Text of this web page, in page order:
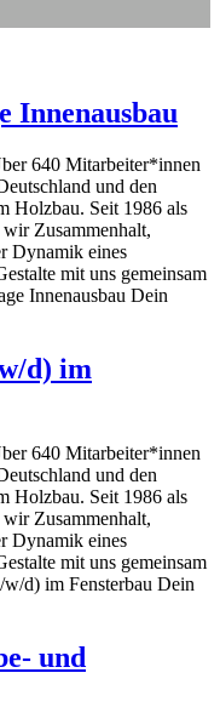
Innenausbau
640 Mitarbeiter*innen
und den
Holzbau. Seit 1986 als
Zusammenhalt,
Dynamik eines
mit uns gemeinsam
Innenausbau Dein
d) im
640 Mitarbeiter*innen
und den
Holzbau. Seit 1986 als
Zusammenhalt,
Dynamik eines
mit uns gemeinsam
d) im Fensterbau Dein
und